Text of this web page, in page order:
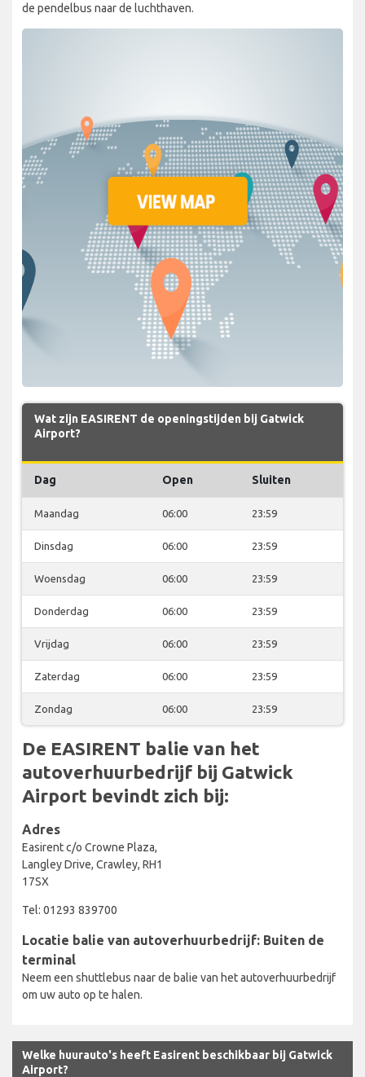
de pendelbus naar de luchthaven.
Wat zijn EASIRENT de openingstijden bij Gatwick
Airport?
Dag Open Sluiten
Maandag 06:00 23:59
Dinsdag 06:00 23:59
Woensdag 06:00 23:59
Donderdag 06:00 23:59
Vrijdag 06:00 23:59
Zaterdag 06:00 23:59
Zondag 06:00 23:59
De EASIRENT balie van het
autoverhuurbedrijf bij Gatwick
Airport bevindt zich bij:
Adres
Easirent c/o Crowne Plaza,
Langley Drive, Crawley, RH1
17SX
Tel: 01293 839700
Locatie balie van autoverhuurbedrijf: Buiten de
terminal
Neem een shuttlebus naar de balie van het autoverhuurbedrijf
om uw auto op te halen.
Welke huurauto's heeft Easirent beschikbaar bij Gatwick
Airport?